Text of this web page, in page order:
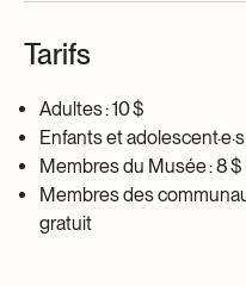
Tarifs
Adultes : 10 $
Enfants et adolescent·e·s
Membres du Musée : 8 $
Membres des
gratuit